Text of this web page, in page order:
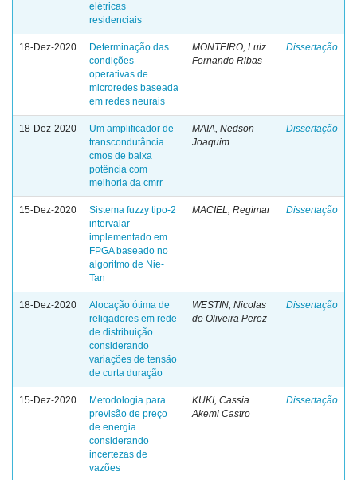
elétricas
residenciais
18-Dez-2020
Determinação das
condições
operativas de
microredes baseada
em redes neurais
MONTEIRO, Luiz
Fernando Ribas
Dissertação
18-Dez-2020
Um amplificador de
transcondutância
cmos de baixa
potência com
melhoria da cmrr
MAIA, Nedson
Joaquim
Dissertação
15-Dez-2020
Sistema fuzzy tipo-2
intervalar
implementado em
FPGA baseado no
algoritmo de Nie-
Tan
MACIEL, Regimar Dissertação
18-Dez-2020
Alocação ótima de
religadores em rede
de distribuição
considerando
variações de tensão
de curta duração
WESTIN, Nicolas
de Oliveira Perez
Dissertação
15-Dez-2020
Metodologia para
previsão de preço
de energia
considerando
incertezas de
vazões
KUKI, Cassia
Akemi Castro
Dissertação